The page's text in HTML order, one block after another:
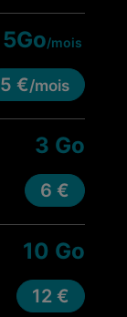
5Go/mois
5 €/mois
3 Go
6 €
10 Go
12 €